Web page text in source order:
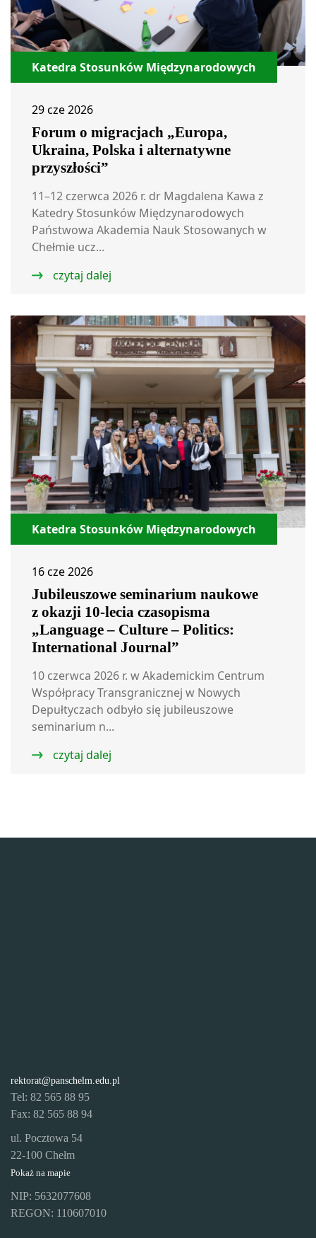
Katedra Stosunków Międzynarodowych
29 cze 2026
Forum o migracjach „Europa,
Ukraina, Polska i alternatywne
przyszłości”
11–12 czerwca 2026 r. dr Magdalena Kawa z
Katedry Stosunków Międzynarodowych
Państwowa Akademia Nauk Stosowanych w
Chełmie ucz...
czytaj dalej
Katedra Stosunków Międzynarodowych
16 cze 2026
Jubileuszowe seminarium naukowe
z okazji 10-lecia czasopisma
„Language – Culture – Politics:
International Journal”
10 czerwca 2026 r. w Akademickim Centrum
Współpracy Transgranicznej w Nowych
Depułtyczach odbyło się jubileuszowe
seminarium n...
czytaj dalej
rektorat@panschelm.edu.pl
Tel: 82 565 88 95
Fax: 82 565 88 94
ul. Pocztowa 54
22-100 Chełm
Pokaż na mapie
NIP: 5632077608
REGON: 110607010